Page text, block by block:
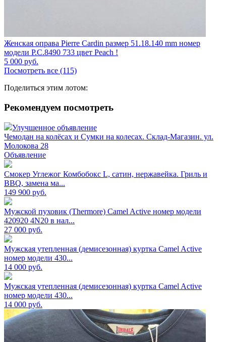
Женская оправа Pierre Cardin размер 51.18.140 mm номер
модели P.C.8490 733 цвет Peach !
5 000 руб.
Посмотреть все (115)
Поделиться этим лотом:
Рекомендуем посмотреть
Улучшенное объявление
Чемодан на колёсах и Сумки на колесах. Склад-Магазин. ул.
Молокова 28
Объявление
Смокер Углежог Комбобокс L, сатин, нержавейка. Гриль и
BBQ, замена ма...
149 900 руб.
Мужской пуховик (Thermore) Camel Active номер модели
420920 4N20 в нал...
27 000 руб.
Мужская утепленная (демисезонная) куртка Camel Active
номер модели 430...
14 000 руб.
Мужская утепленная (демисезонная) куртка Camel Active
номер модели 430...
14 000 руб.